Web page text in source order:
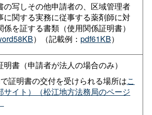
の写しその他申請者の、区域管理者
に関する実務に従事する薬剤師に対
係を証する書類（使用関係証明書）
）（記載例： pdf61KB）
書（申請者が法人の場合のみ）
証明書の交付を受けられる場所はこ
サイト）（松江地方法務局のページ